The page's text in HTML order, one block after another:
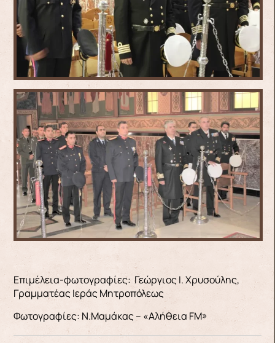
Επιμέλεια-φωτογραφίες: Γεώργιος Ι. Χρυσούλης,
Γραμματέας Ιεράς Μητροπόλεως
Φωτογραφίες: Ν.Μαμάκας – «Αλήθεια FM»